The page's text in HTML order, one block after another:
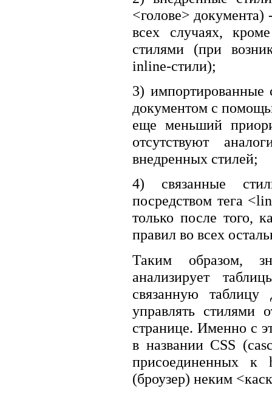
<голове> документа)
всех случаях,
стилями (при
inline-стили);
3) импортированные
документом с
еще меньший
отсутствуют
внедренных стилей;
4) связанные
посредством тега
только после того,
правил во всех
Таким образом,
анализирует
связанную
управлять стилями
странице. Именно с
в названии CSS
присоединенных к
(броузер) неким